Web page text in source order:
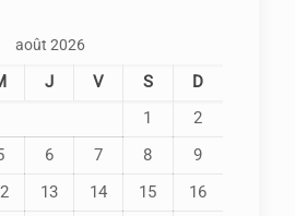
août 2026
J V S
D
1
2
6 7 8
9
13 14 15
16